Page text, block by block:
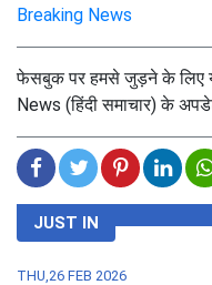
Breaking News
फेसबुक पर हमसे जुड़ने के लिए
News (हिंदी समाचार) के
JUST IN
THU,26 FEB 2026